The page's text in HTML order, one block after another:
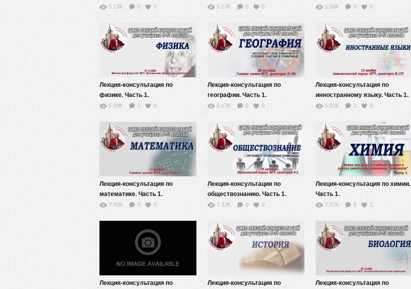
5.17K 0 0 5.17K 0 0 5.58K 0 0
Лекция-консультация по
физике. Часть 1.
6.09K 0 0
Лекция-консультация по
географии. Часть 1.
6.17K 0 0
Лекция-консультация по
инностранному языку. Часть 1.
6.91K 2 0
Лекция-консультация по
математике. Часть 1.
7.00K 0 0
Лекция-консультация по
обществознанию. Часть 1.
Регламент олимпиады.
7.32K 0 0
Лекция-консультация по химии.
Часть 1.
7.37K 0 1
Лекция-консультация по
Лекция-консультация по
Лекция-консультация по